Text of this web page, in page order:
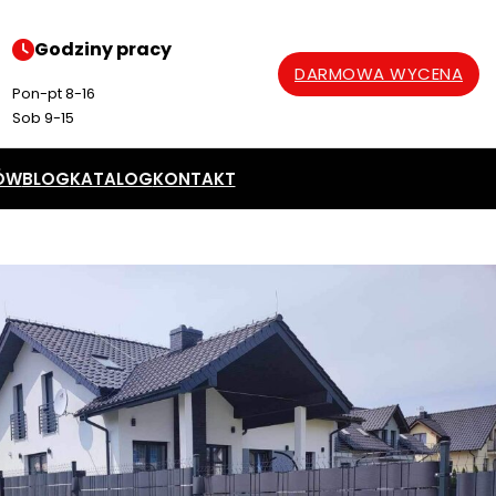
Godziny pracy
Pon-pt 8-16
Sob 9-15
DARMOWA WYCENA
BLOGKATALOGKONTAKT